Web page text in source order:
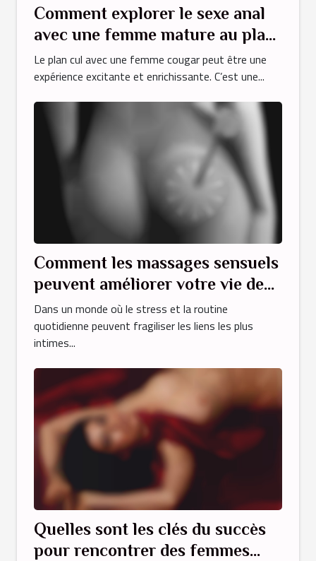
Comment explorer le sexe anal
avec une femme mature au plan
cul ?
Le plan cul avec une femme cougar peut être une
expérience excitante et enrichissante. C’est une...
Comment les massages sensuels
peuvent améliorer votre vie de
couple
Dans un monde où le stress et la routine
quotidienne peuvent fragiliser les liens les plus
intimes...
Quelles sont les clés du succès
pour rencontrer des femmes